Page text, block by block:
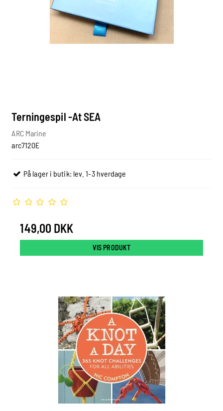
Terningespil -At SEA
ARC Marine
arc7120E
På lager i butik: lev. 1-3 hverdage
149,00 DKK
VIS PRODUKT